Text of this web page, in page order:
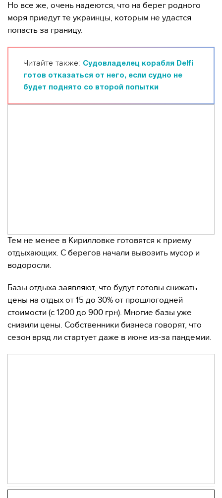
Но все же, очень надеются, что на берег родного
моря приедут те украинцы, которым не удастся
попасть за границу.
Читайте также: Судовладелец корабля Delfi
готов отказаться от него, если судно не
будет поднято со второй попытки
Тем не менее в Кирилловке готовятся к приему
отдыхающих. С берегов начали вывозить мусор и
водоросли.
Базы отдыха заявляют, что будут готовы снижать
цены на отдых от 15 до 30% от прошлогодней
стоимости (с 1200 до 900 грн). Многие базы уже
снизили цены. Собственники бизнеса говорят, что
сезон вряд ли стартует даже в июне из-за пандемии.